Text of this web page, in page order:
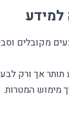
למידע
מקובלים
תותר אך ורק
מימוש המטרות.